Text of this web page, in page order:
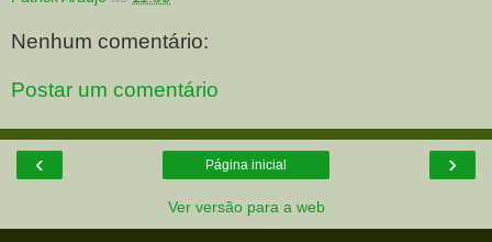
Nenhum comentário:
Postar um comentário
‹ ›
Página inicial
Ver versão para a web